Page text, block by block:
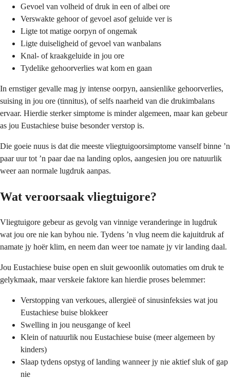
Gevoel van volheid of druk in een of albei ore
Verswakte gehoor of gevoel asof geluide ver is
Ligte tot matige oorpyn of ongemak
Ligte duiseligheid of gevoel van wanbalans
Knal- of kraakgeluide in jou ore
Tydelike gehoorverlies wat kom en gaan
In ernstiger gevalle mag jy intense oorpyn, aansienlike gehoorverlies,
suising in jou ore (tinnitus), of selfs naarheid van die drukimbalans
ervaar. Hierdie sterker simptome is minder algemeen, maar kan gebeur
as jou Eustachiese buise besonder verstop is.
Die goeie nuus is dat die meeste vliegtuigoorsimptome vanself binne ’n
paar uur tot ’n paar dae na landing oplos, aangesien jou ore natuurlik
weer aan normale lugdruk aanpas.
Wat veroorsaak vliegtuigore?
Vliegtuigore gebeur as gevolg van vinnige veranderinge in lugdruk
wat jou ore nie kan byhou nie. Tydens ’n vlug neem die kajuitdruk af
namate jy hoër klim, en neem dan weer toe namate jy vir landing daal.
Jou Eustachiese buise open en sluit gewoonlik outomaties om druk te
gelykmaak, maar verskeie faktore kan hierdie proses belemmer:
Verstopping van verkoues, allergieë of sinusinfeksies wat jou
Eustachiese buise blokkeer
Swelling in jou neusgange of keel
Klein of natuurlik nou Eustachiese buise (meer algemeen by
kinders)
Slaap tydens opstyg of landing wanneer jy nie aktief sluk of gap
nie